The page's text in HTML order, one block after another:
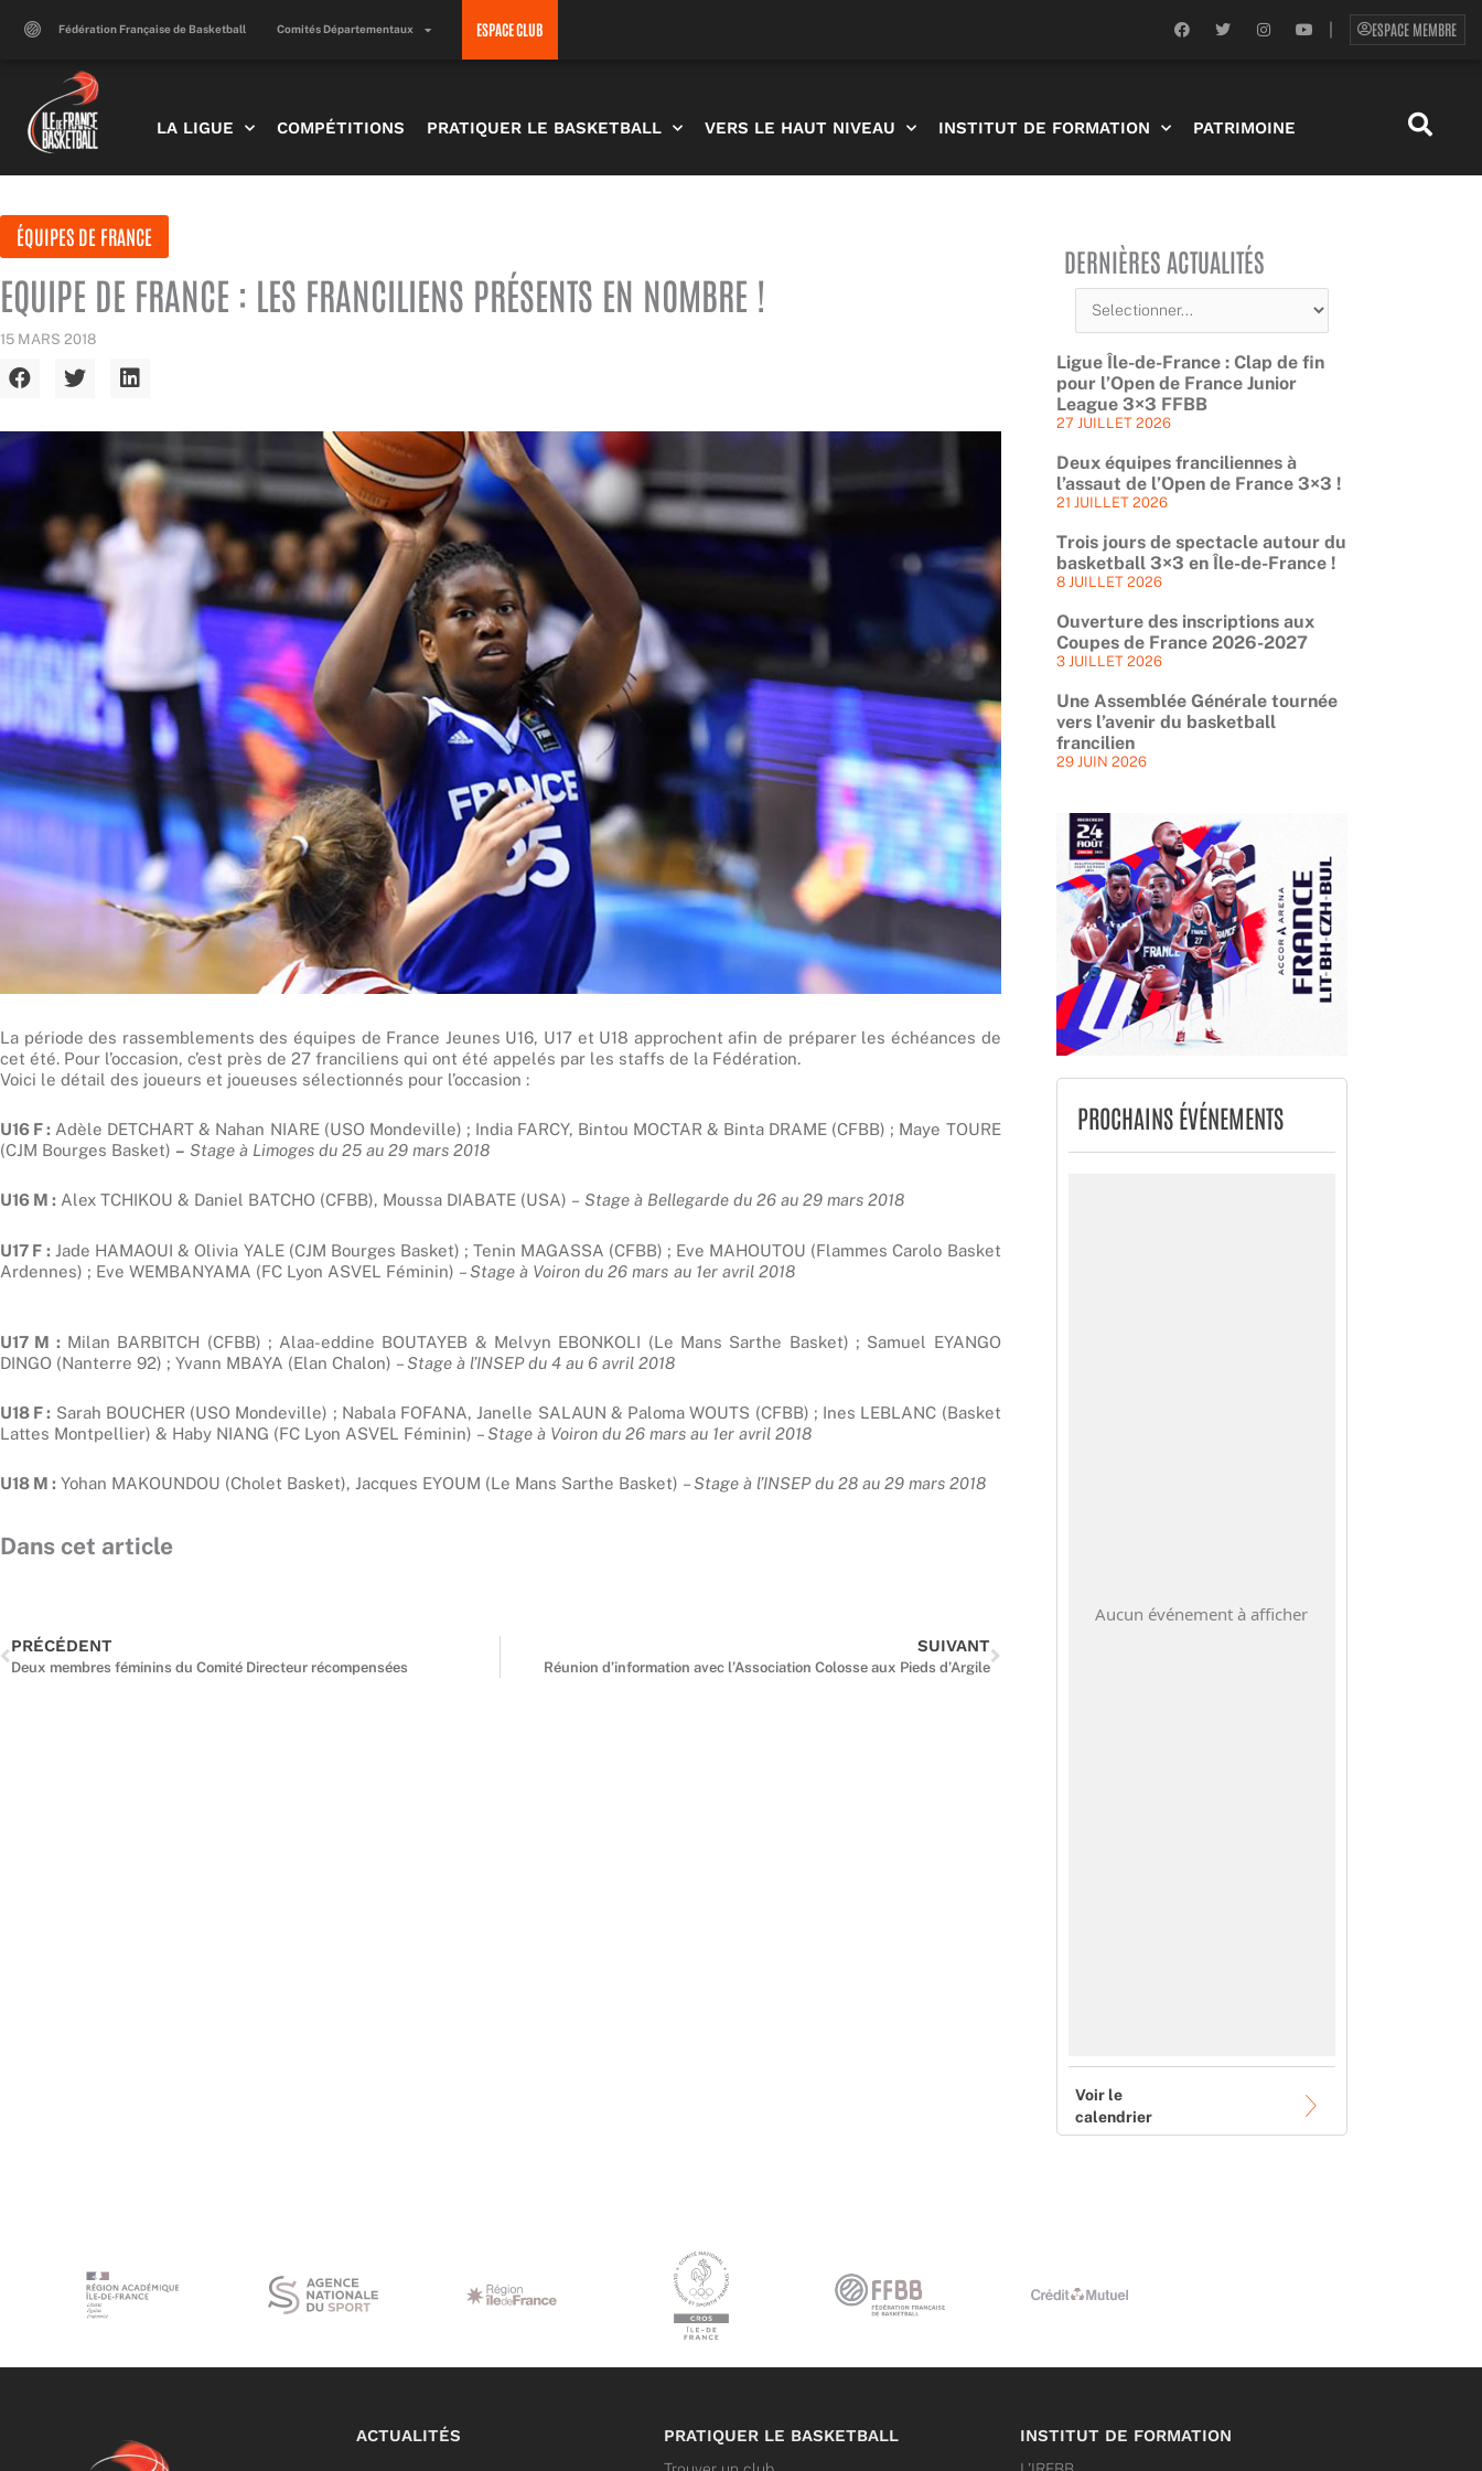
Fédération Française de Basketball Comités Départementaux ESPACE CLUB
F
a
T
w
I
n
a
Y
o
ESPACE MEMBRE
LA LIGUE COMPÉTITIONS PRATIQUER LE BASKETBALL VERS LE HAUT NIVEAU INSTITUT DE FORMATION PATRIMOINE
ÉQUIPES DE FRANCE
EQUIPE DE FRANCE : LES FRANCILIENS PRÉSENTS EN NOMBRE !
15 MARS 2018
La période des rassemblements des équipes de France Jeunes U16, U17 et U18 approchent afin de préparer les échéances de
cet été. Pour l’occasion, c’est près de 27 franciliens qui ont été appelés par les staffs de la Fédération.
Voici le détail des joueurs et joueuses sélectionnés pour l’occasion :
U16 F : Adèle DETCHART & Nahan NIARE (USO Mondeville) ; India FARCY, Bintou MOCTAR & Binta DRAME (CFBB) ; Maye TOURE
(CJM Bourges Basket) – Stage à Limoges du 25 au 29 mars 2018
U16 M : Alex TCHIKOU & Daniel BATCHO (CFBB), Moussa DIABATE (USA) – Stage à Bellegarde du 26 au 29 mars 2018
U17 F : Jade HAMAOUI & Olivia YALE (CJM Bourges Basket) ; Tenin MAGASSA (CFBB) ; Eve MAHOUTOU (Flammes Carolo Basket
Ardennes) ; Eve WEMBANYAMA (FC Lyon ASVEL Féminin) – Stage à Voiron du 26 mars au 1er avril 2018
U17 M : Milan BARBITCH (CFBB) ; Alaa-eddine BOUTAYEB & Melvyn EBONKOLI (Le Mans Sarthe Basket) ; Samuel EYANGO
DINGO (Nanterre 92) ; Yvann MBAYA (Elan Chalon) –Stage à l’INSEP du 4 au 6 avril 2018
U18 F : Sarah BOUCHER (USO Mondeville) ; Nabala FOFANA, Janelle SALAUN & Paloma WOUTS (CFBB) ; Ines LEBLANC (Basket
Lattes Montpellier) & Haby NIANG (FC Lyon ASVEL Féminin) – Stage à Voiron du 26 mars au 1er avril 2018
U18 M : Yohan MAKOUNDOU (Cholet Basket), Jacques EYOUM (Le Mans Sarthe Basket) –Stage à l’INSEP du 28 au 29 mars 2018
Dans cet article
PRÉCÉDENT
Deux membres féminins du Comité Directeur récompensées
SUIVANT
Réunion d’information avec l’Association Colosse aux Pieds d’Argile
DERNIÈRES ACTUALITÉS
Ligue Île-de-France : Clap de fin
pour l’Open de France Junior
League 3×3 FFBB
27 JUILLET 2026
Deux équipes franciliennes à
l’assaut de l’Open de France 3×3 !
21 JUILLET 2026
Trois jours de spectacle autour du
basketball 3×3 en Île-de-France !
8 JUILLET 2026
Ouverture des inscriptions aux
Coupes de France 2026-2027
3 JUILLET 2026
Une Assemblée Générale tournée
vers l’avenir du basketball
francilien
29 JUIN 2026
PROCHAINS ÉVÉNEMENTS
Aucun événement à afficher
Voir le
calendrier
ACTUALITÉS PRATIQUER LE BASKETBALL INSTITUT DE FORMATION